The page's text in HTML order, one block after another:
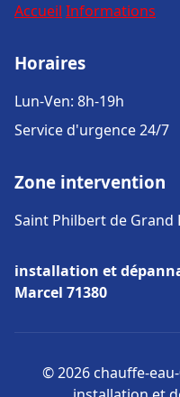
Accueil Informations
Horaires
Lun-Ven: 8h-19h
Service d'urgence 24/7
Zone intervention
Saint Philbert de Grand
installation et
Marcel 71380
© 2026 chauffe-